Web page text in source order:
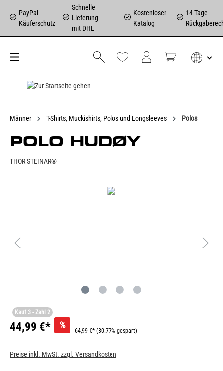
PayPal
Käuferschutz
Schnelle
Lieferung
mit DHL
Kostenloser
Katalog
14 Tage
Männer T-Shirts, Muckishirts, Polos und Longsleeves Polos
POLO HUDØY
THOR STEINAR®
Kauf 3 - Zahl 2
44,99 €* %
64,99 €*(30.77% gespart)
Preise inkl. MwSt. zzgl. Versandkosten